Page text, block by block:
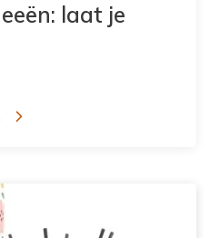
laat je